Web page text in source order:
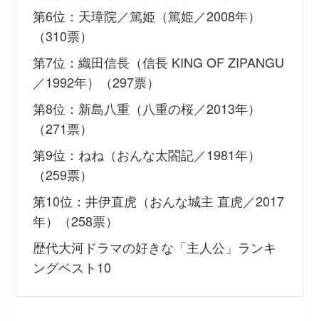
第6位：天璋院／篤姫（篤姫／2008年）
（310票）
第7位：織田信長（信長 KING OF ZIPANGU
／1992年）（297票）
第8位：新島八重（八重の桜／2013年）
（271票）
第9位：ねね（おんな太閤記／1981年）
（259票）
第10位：井伊直虎（おんな城主 直虎／2017
年）（258票）
歴代大河ドラマの好きな「主人公」ランキ
ングベスト10